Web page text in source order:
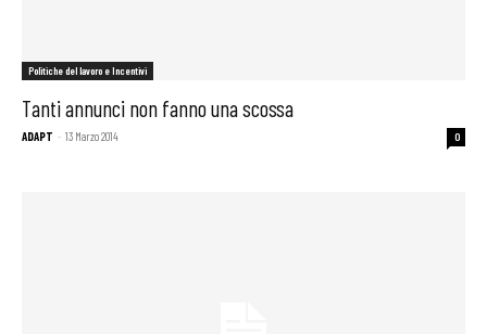
Politiche del lavoro e Incentivi
Tanti annunci non fanno una scossa
ADAPT - 13 Marzo 2014 0